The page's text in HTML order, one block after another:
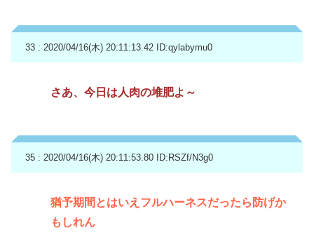
33 : 2020/04/16(木) 20:11:13.42 ID:qylabymu0
さあ、今日は人肉の堆肥よ～
35 : 2020/04/16(木) 20:11:53.80 ID:RSZf/N3g0
猶予期間とはいえフルハーネスだったら防げか
もしれん